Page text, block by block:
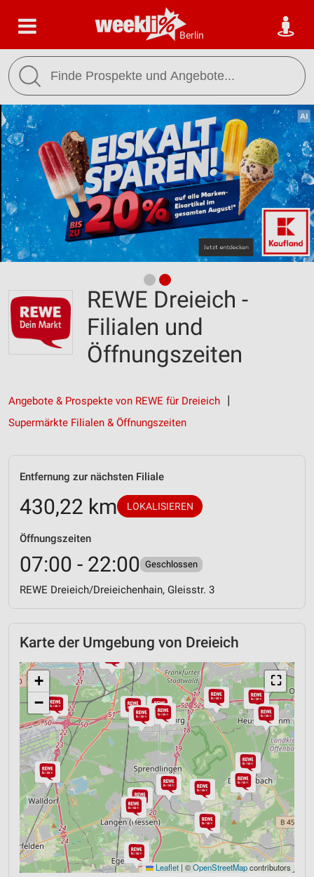
Berlin
REWE Dreieich -
Filialen und
Öffnungszeiten
Angebote & Prospekte von REWE für Dreieich
Supermärkte Filialen & Öffnungszeiten
Entfernung zur nächsten Filiale
430,22 km LOKALISIEREN
Öffnungszeiten
07:00 - 22:00 Geschlossen
REWE Dreieich/Dreieichenhain, Gleisstr. 3
Karte der Umgebung von Dreieich
⛶
+
−
Leaflet | ©OpenStreetMapcontributors